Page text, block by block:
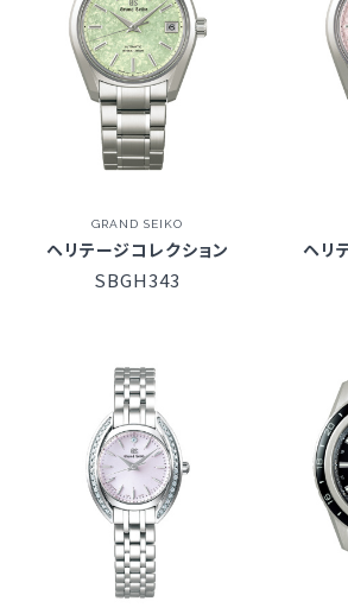
GRAND SEIKO
ヘリテージコレクション
SBGH343
ヘリ